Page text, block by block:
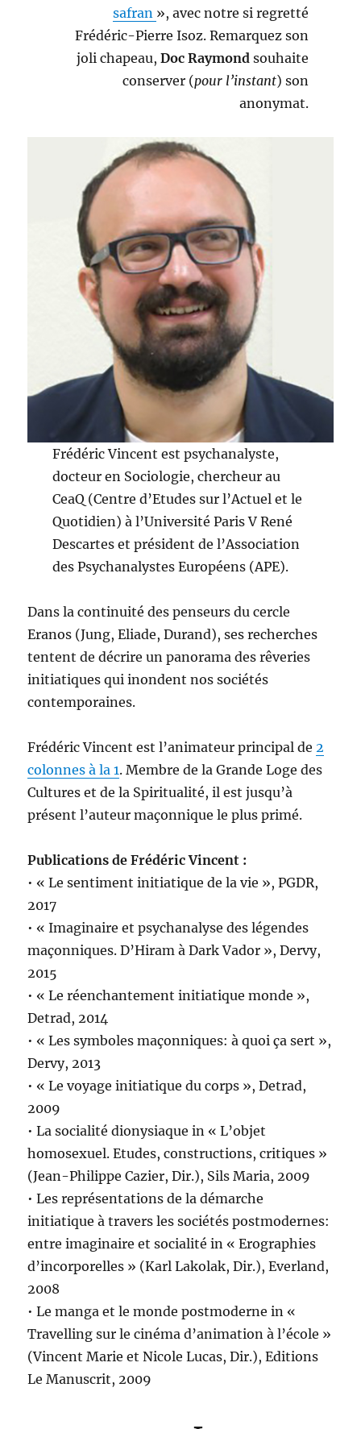
safran », avec notre si regretté
Frédéric-Pierre Isoz. Remarquez son
joli chapeau,Doc Raymond souhaite
conserver (pour l’instant) son
anonymat.
Frédéric Vincent est psychanalyste,
docteur en Sociologie, chercheur au
CeaQ (Centre d’Etudes sur l’Actuel et le
Quotidien) à l’Université Paris V René
Descartes et président de l’Association
des Psychanalystes Européens (APE).
Dans la continuité des penseurs du cercle
Eranos (Jung, Eliade, Durand), ses recherches
tentent de décrire un panorama des rêveries
initiatiques qui inondent nos sociétés
contemporaines.
Frédéric Vincent est l’animateur principal de2
colonnes à la 1. Membre de la Grande Loge des
Cultures et de la Spiritualité, il est jusqu’à
présent l’auteur maçonnique le plus primé.
Publications de Frédéric Vincent :
• « Le sentiment initiatique de la vie », PGDR,
2017
• « Imaginaire et psychanalyse des légendes
maçonniques. D’Hiram à Dark Vador », Dervy,
2015
• « Le réenchantement initiatique monde »,
Detrad, 2014
• « Les symboles maçonniques: à quoi ça sert »,
Dervy, 2013
• « Le voyage initiatique du corps », Detrad,
2009
• La socialité dionysiaque in « L’objet
homosexuel. Etudes, constructions, critiques »
(Jean-Philippe Cazier, Dir.), Sils Maria, 2009
• Les représentations de la démarche
initiatique à travers les sociétés postmodernes:
entre imaginaire et socialité in « Erographies
d’incorporelles » (Karl Lakolak, Dir.), Everland,
2008
• Le manga et le monde postmoderne in «
Travelling sur le cinéma d’animation à l’école »
(Vincent Marie et Nicole Lucas, Dir.), Editions
Le Manuscrit, 2009